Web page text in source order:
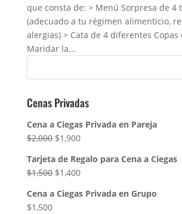
que consta de: > Menú Sorpresa de 4
(adecuado a tu régimen alimenticio,
alergias) > Cata de 4 diferentes Copas
Maridar la...
Cenas Privadas
Cena a Ciegas Privada en Pareja
$2,000 El
original
era:
$2,000.
$1,900El
actual
es:
$1,900.
Tarjeta de Regalo para Cena a Ciegas
$1,500 El
original
$1,400El
actual
Cena a Ciegas Privada en Grupo
$1,500